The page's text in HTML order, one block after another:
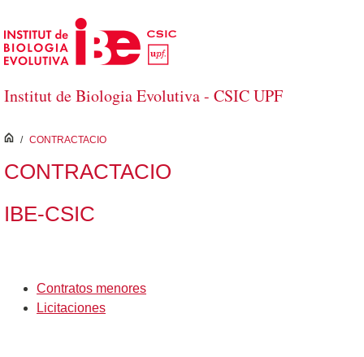
Salta al contingut principal
Institut de Biologia Evolutiva - CSIC UPF
inici
/ CONTRACTACIO
CONTRACTACIO
IBE-CSIC
Contratos menores
Licitaciones